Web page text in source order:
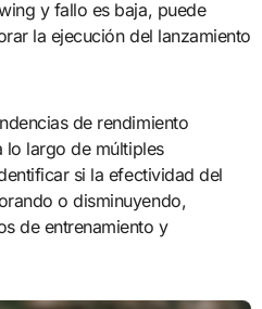
y fallo es baja, puede
la ejecución del lanzamiento
de rendimiento
lo largo de múltiples
si la efectividad del
o disminuyendo,
de entrenamiento y